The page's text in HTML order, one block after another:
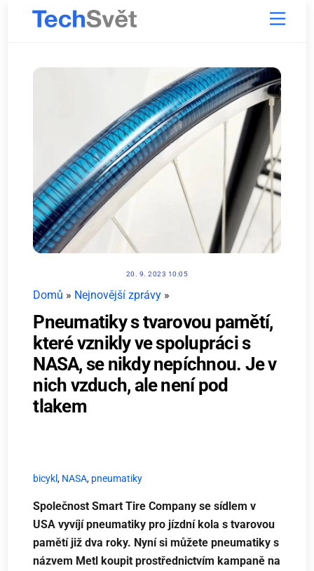
Menu
20. 9. 2023 10:05
Domů » Nejnovější zprávy »
Pneumatiky s tvarovou pamětí,
které vznikly ve spolupráci s
NASA, se nikdy nepíchnou. Je v
nich vzduch, ale není pod
tlakem
bicykl, NASA, pneumatiky
Společnost Smart Tire Company se sídlem v
USA vyvíjí pneumatiky pro jízdní kola s tvarovou
pamětí již dva roky. Nyní si můžete pneumatiky s
názvem Metl koupit prostřednictvím kampaně na